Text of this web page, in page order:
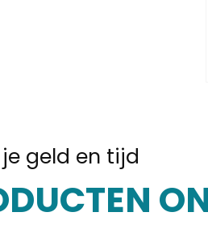
geld en tijd